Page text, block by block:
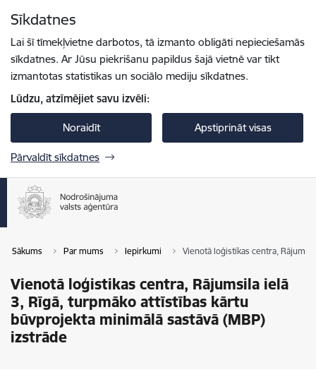
Sīkdatnes
Lai šī tīmekļvietne darbotos, tā izmanto obligāti nepieciešamās
sīkdatnes. Ar Jūsu piekrišanu papildus šajā vietnē var tikt
izmantotas statistikas un sociālo mediju sīkdatnes.
Lūdzu, atzīmējiet savu izvēli:
Noraidīt Apstiprināt visas
Pārvaldīt sīkdatnes
Sākums Par mums Iepirkumi Vienotā loģistikas centra,
Vienotā loģistikas centra, Rājumsila ielā
3, Rīgā, turpmāko attīstības kārtu
būvprojekta minimālā sastāvā (MBP)
izstrāde